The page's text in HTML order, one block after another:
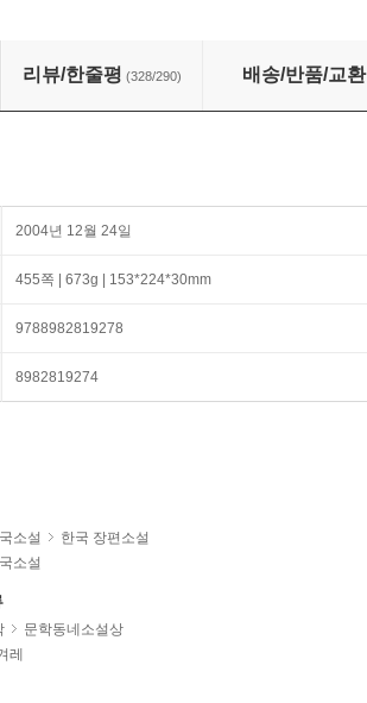
리뷰/한줄평 (328/290) 배송/반품/교환
2004년 12월 24일
455쪽 | 673g | 153*224*30mm
9788982819278
8982819274
소설
한국 장편소설
소설
문학동네소설상
레